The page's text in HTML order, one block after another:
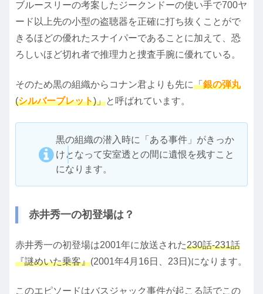
ブルースリーの考案したジークンドーの使い手で700ヤ
ード以上先の小型の盗聴器を正確に打ち抜くことがで
きるほどの優れたスナイパーであることに加えて、恐
ろしいほど切れ者で推理力と捜査手腕に優れている。
そのため黒の組織からコナン君よりも先に「銀の弾丸
(シルバーブレット)」と呼ばれています。
黒の組織の潜入時に「ある事件」がきっか
けとなって安室透との間に遺恨を残すこと
になります。
赤井秀一の初登場は？
赤井秀一の初登場は2001年に放送された230話-231話
『謎めいた乗客』(2001年4月16日、23日)になります。
このエピソードはバスジャック事件が起こる話でこの